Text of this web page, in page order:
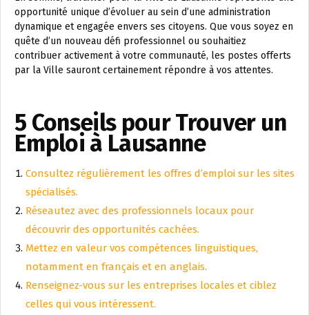
opportunité unique d’évoluer au sein d’une administration
dynamique et engagée envers ses citoyens. Que vous soyez en
quête d’un nouveau défi professionnel ou souhaitiez
contribuer activement à votre communauté, les postes offerts
par la Ville sauront certainement répondre à vos attentes.
5 Conseils pour Trouver un
Emploi à Lausanne
Consultez régulièrement les offres d’emploi sur les sites
spécialisés.
Réseautez avec des professionnels locaux pour
découvrir des opportunités cachées.
Mettez en valeur vos compétences linguistiques,
notamment en français et en anglais.
Renseignez-vous sur les entreprises locales et ciblez
celles qui vous intéressent.